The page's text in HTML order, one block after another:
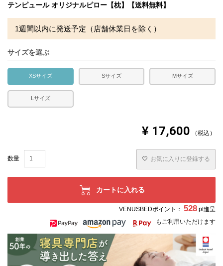
合があります。
テンピュール オリジナルピロー【枕】【送料無料】
1週間以内に発送予定（店舗休業日を除く）
サイズを選ぶ
XSサイズ Sサイズ Mサイズ
Lサイズ
¥ 17,600 税込
お気に入りに登録する
カートに入れる
VENUSBEDポイント： 528 pt進呈
もご利用いただけます